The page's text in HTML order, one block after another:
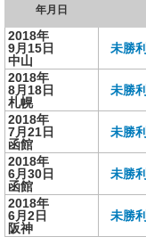
年月日
2018年
9月15日
中山
未勝利
2018年
8月18日
札幌
未勝利
2018年
7月21日
函館
未勝利
2018年
6月30日
函館
未勝利
2018年
6月2日
阪神
未勝利